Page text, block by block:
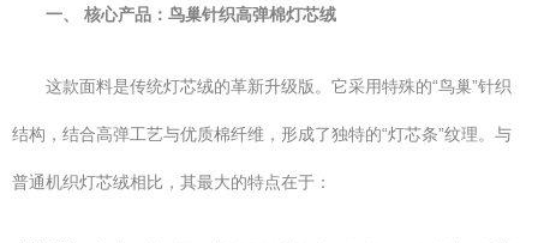
一、 核心产品：鸟巢针织高弹棉灯芯绒
这款面料是传统灯芯绒的革新升级版。它采用特殊的“鸟巢”针织
结构，结合高弹工艺与优质棉纤维，形成了独特的“灯芯条”纹理。与
普通机织灯芯绒相比，其最大的特点在于：